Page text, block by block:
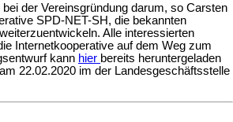
der Vereinsgründung darum, so Carsten
SPD-NET-SH, die bekannten
Alle interessierten
Internetkooperative auf dem Weg zum
kann hier bereits heruntergeladen
22.02.2020 im der Landesgeschäftsstelle